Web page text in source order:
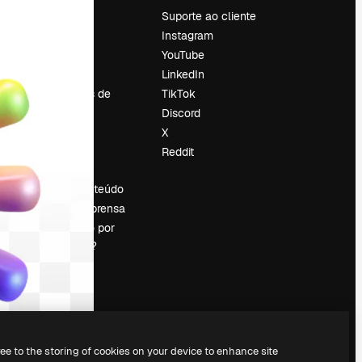
Tendências de
Vender conteúdo
Sala de imprensa
Procurando por
magnific.ai?
Suporte ao cliente
Instagram
YouTube
LinkedIn
TikTok
Discord
X
Reddit
to the storing of cookies on your device to enhance site